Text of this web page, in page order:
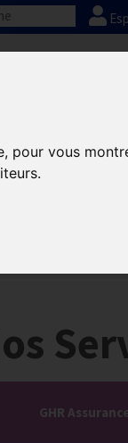
pour vous
GHR